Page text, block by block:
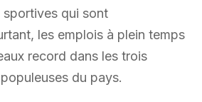
sportives qui sont
les emplois à plein temps
record dans les trois
du pays.